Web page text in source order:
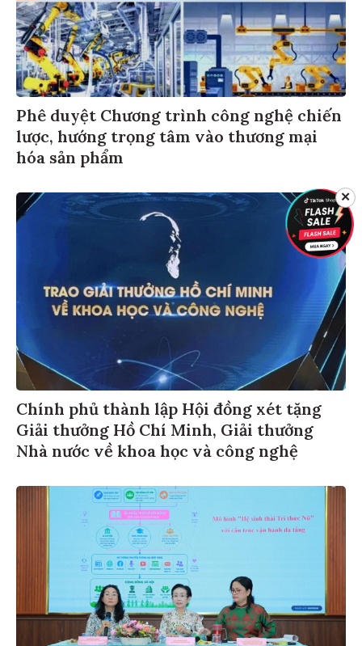
Phê duyệt Chương trình công nghệ chiến
lược, hướng trọng tâm vào thương mại
hóa sản phẩm
Chính phủ thành lập Hội đồng xét tặng
Giải thưởng Hồ Chí Minh, Giải thưởng
Nhà nước về khoa học và công nghệ
✕